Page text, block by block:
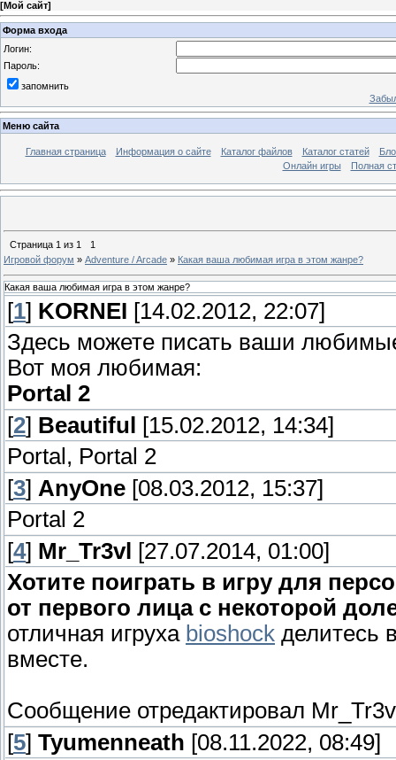
[Мой сайт]
Форма входа
Логин:
Пароль:
запомнить
Меню сайта
Главная страница Информация о сайте Каталог файлов Каталог статей
Онлайн игры
Полная
Страница 1 из 1
1
Игровой форум » Adventure / Arcade » Какая ваша любимая игра в этом жанре?
Какая ваша любимая игра в этом жанре?
[1] KORNEI [14.02.2012, 22:07]
Здесь можете писать ваши
Вот моя любимая:
Portal 2
[2] Beautiful
[15.02.2012, 14:34]
Portal, Portal 2
[3] AnyOne [08.03.2012, 15:37]
Portal 2
[4] Mr_Tr3vl
[27.07.2014, 01:00]
Хотите поиграть в игру для
от первого лица с некоторой
отличная игруха bioshock делитесь
вместе.
Сообщение отредактировал
[5] Tyumenneath [08.11.2022, 08:49]